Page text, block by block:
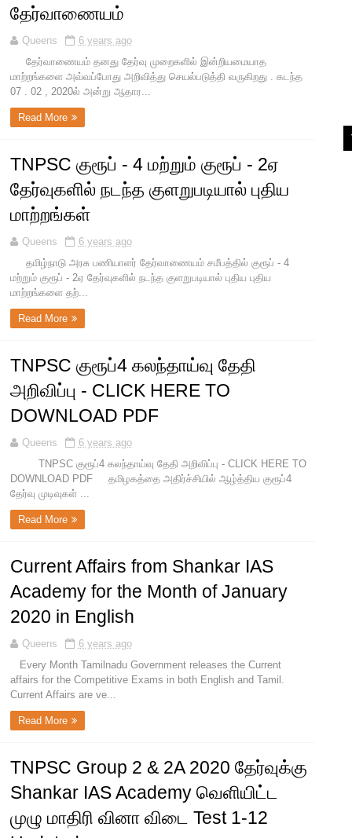
தேர்வாணையம்
Queens
6 years ago
தேர்வாணையம் தனது தேர்வு முறைகளில் இன்றியமையாத
மாற்றங்களை அவ்வப்போது அறிவித்து செயல்படுத்தி வருகிறது . கடந்த
07 . 02 , 2020ல் அன்று ஆதார...
Read More
TNPSC குரூப் - 4 மற்றும் குரூப் - 2ஏ
தேர்வுகளில் நடந்த குளறுபடியால் புதிய
மாற்றங்கள்
Queens
6 years ago
தமிழ்நாடு அரசு பணியாளர் தேர்வாணையம் சமீபத்தில் குரூப் - 4
மற்றும் குரூப் - 2ஏ தேர்வுகளில் நடந்த குளறுபடியால் புதிய புதிய
மாற்றங்களை தற்...
Read More
TNPSC குரூப்4 கலந்தாய்வு தேதி
அறிவிப்பு - CLICK HERE TO
DOWNLOAD PDF
Queens
6 years ago
TNPSC குரூப்4 கலந்தாய்வு தேதி அறிவிப்பு - CLICK HERE TO
DOWNLOAD PDF தமிழகத்தை அதிர்ச்சியில் ஆழ்த்திய குரூப்4
தேர்வு முடிவுகள் ...
Read More
Current Affairs from Shankar IAS
Academy for the Month of January
2020 in English
Queens
6 years ago
Every Month Tamilnadu Government releases the Current
affairs for the Competitive Exams in both English and Tamil.
Current Affairs are ve...
Read More
TNPSC Group 2 & 2A 2020 தேர்வுக்கு
Shankar IAS Academy வெளியிட்ட
முழு மாதிரி வினா விடை Test 1-12